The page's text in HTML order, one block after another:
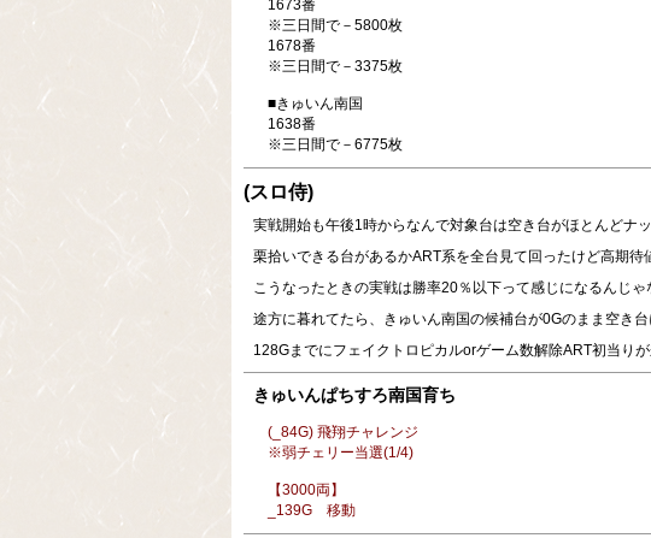
1673番
※三日間で－5800枚
1678番
※三日間で－3375枚
■きゅいん南国
1638番
※三日間で－6775枚
(スロ侍)
実戦開始も午後1時からなんで対象台は空き台がほとんどナッ
栗拾いできる台があるかART系を全台見て回ったけど高期
こうなったときの実戦は勝率20％以下って感じになるんじゃ
途方に暮れてたら、きゅいん南国の候補台が0Gのまま空き台
128Gまでにフェイクトロピカルorゲーム数解除ART初当りが
きゅいんぱちすろ南国育ち
(_84G) 飛翔チャレンジ
※弱チェリー当選(1/4)
【3000両】
_139G 移動